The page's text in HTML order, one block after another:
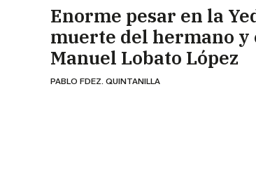
Enorme pesar en la
muerte del hermano y
Manuel Lobato López
PABLO FDEZ. QUINTANILLA